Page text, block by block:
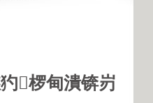
椤甸潰锛岃